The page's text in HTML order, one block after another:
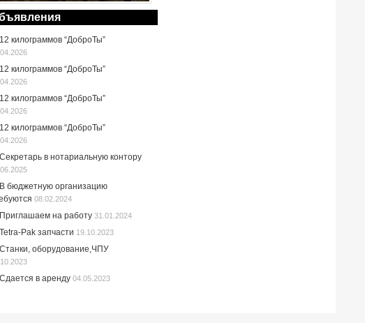
12 килограммов “ДоброТы”
12 килограммов “ДоброТы”
12 килограммов “ДоброТы”
12 килограммов “ДоброТы”
Секретарь в нотариальную контору
В бюджетную организацию
08.02.2024
Приглашаем на работу 31.01.2024
Tetra-Pak запчасти 19.10.2023
Станки, оборудование,ЧПУ
Сдается в аренду 04.05.2023